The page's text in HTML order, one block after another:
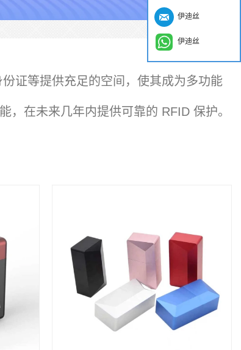
证等提供充足的空间，使其成为多功能
，在未来几年内提供可靠的 RFID 保护。
伊迪丝
伊迪丝